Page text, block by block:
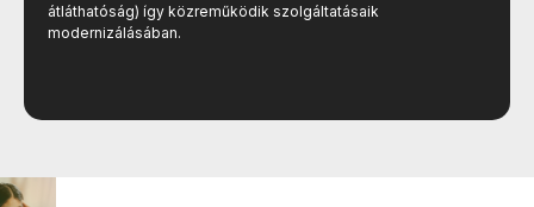
átláthatóság) így közreműködik szolgáltatásaik
modernizálásában.